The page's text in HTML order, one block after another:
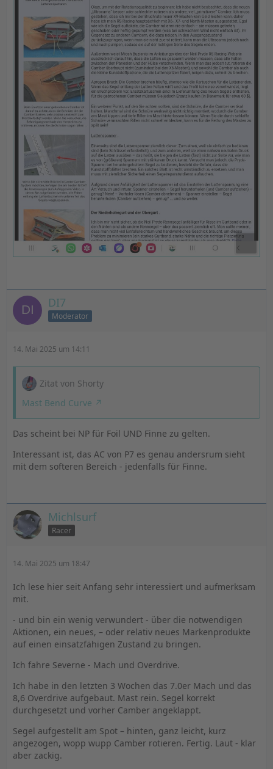
DI7
Moderator
14. Mai 2025 um 14:11
Zitat von Shorty
Mast Bend Curve
Das scheint bei NP für Foil UND Finne zu gelten.
Interessant ist, das AC von P7 es genau andersrum sieht
mit dem softeren Bereich - jedenfalls für Finne.
Michlsurf
Racer
14. Mai 2025 um 18:47
Ich lese hier seit Anfang sehr interessiert und aufmerksam
mit.
- und bin ein wenig verwundert - über die notwendigen
Aktionen, ein neues, – oder relativ neues Markenprodukte
auf einen einsatzfähigen Zustand zu bringen.
Ich fahre Severne - Mach und Overdrive.
Ich habe in den letzten 3 Wochen das 7.0er Mach und das
8,6 Overdrive aufgebaut. Mast rein. Segel korrekt
durchgesetzt und vorher Camber angeklappt.
Segel aufgestellt am Spot – hinten, ganz leicht, kurz
angezogen, wopp wupp Camber rotieren. Fertig. Laut - klar
aber zackig.